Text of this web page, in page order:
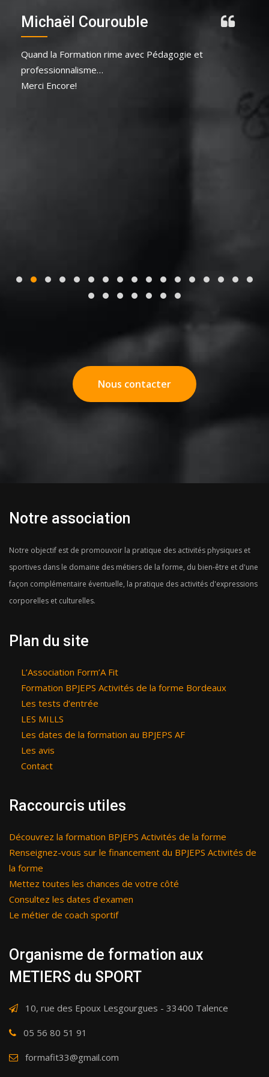
Michaël Courouble
Quand la Formation rime avec Pédagogie et
professionnalisme…
Merci Encore!
Nous contacter
Notre association
Notre objectif est de promouvoir la pratique des activités physiques et
sportives dans le domaine des métiers de la forme, du bien-être et d'une
façon complémentaire éventuelle, la pratique des activités d'expressions
corporelles et culturelles.
Plan du site
L’Association Form’A Fit
Formation BPJEPS Activités de la forme Bordeaux
Les tests d’entrée
LES MILLS
Les dates de la formation au BPJEPS AF
Les avis
Contact
Raccourcis utiles
Découvrez la formation BPJEPS Activités de la forme
Renseignez-vous sur le financement du BPJEPS Activités de
la forme
Mettez toutes les chances de votre côté
Consultez les dates d’examen
Le métier de coach sportif
Organisme de formation aux
METIERS du SPORT
10, rue des Epoux Lesgourgues - 33400 Talence
05 56 80 51 91
formafit33@gmail.com